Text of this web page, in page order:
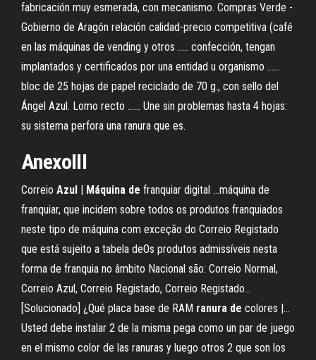
fabricación muy esmerada, con mecanismo. Compras Verde -
Gobierno de Aragón relación calidad-precio competitiva (café
en las máquinas de vending y otros ..... confección, tengan
implantados y certificados por una entidad u organismo ......
bloc de 25 hojas de papel reciclado de 70 g., con sello del
Ángel Azul. Lomo recto ...... Une sin problemas hasta 4 hojas:
su sistema perfora una ranura que es.
AnexoIII
Correio Azul | Máquina de franquiar digital ...máquina de
franquiar, que incidem sobre todos os produtos franquiados
neste tipo de máquina com exceção do Correio Registado
que está sujeito a tabela deOs produtos admissíveis nesta
forma de franquia no âmbito Nacional são: Correio Normal,
Correio Azul, Correio Registado, Correio Registado...
[Solucionado] ¿Qué placa base de RAM ranura de colores |…
Usted debe instalar 2 de la misma pega como un par de juego
en el mismo color de las ranuras y luego otros 2 que son los